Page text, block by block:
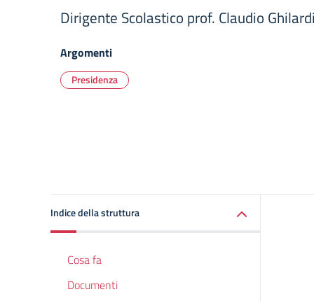
Dirigente Scolastico prof. Claudio Ghilardi
Argomenti
Presidenza
Indice della struttura
Cosa fa
Documenti